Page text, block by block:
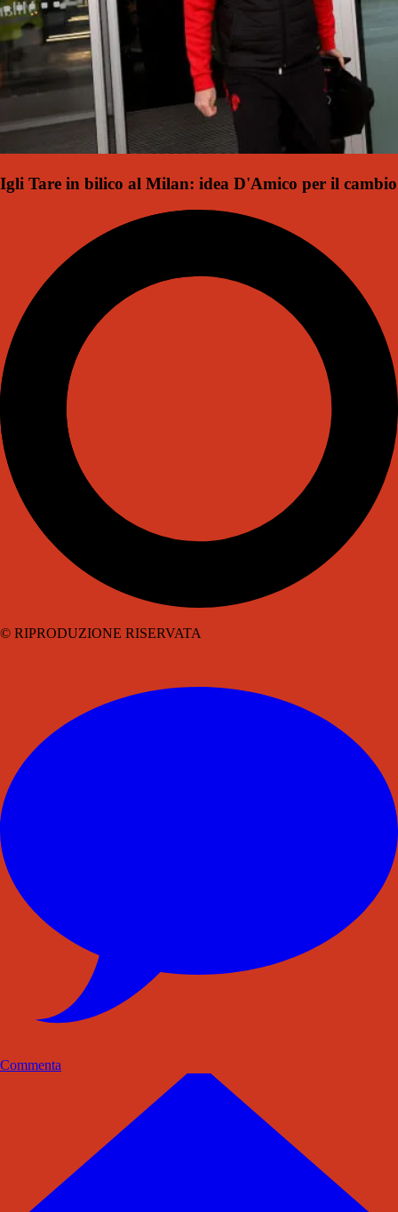
Igli Tare in bilico al Milan: idea D'Amico per il cambio
© RIPRODUZIONE RISERVATA
Commenta